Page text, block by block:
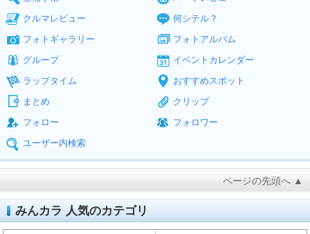
クルマレビュー
何シテル？
フォトギャラリー
フォトアルバム
グループ
イベントカレンダー
ラップタイム
おすすめスポット
まとめ
クリップ
フォロー
フォロワー
ユーザー内検索
ページの先頭へ ▲
みんカラ 人気のカテゴリ